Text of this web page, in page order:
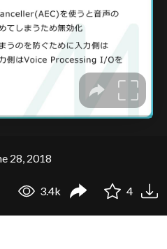
28, 2018
3.4k 4